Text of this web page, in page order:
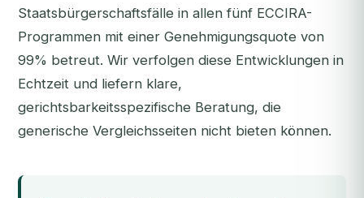
Staatsbürgerschaftsfälle in allen fünf ECCIRA-
Programmen mit einer Genehmigungsquote von
99% betreut. Wir verfolgen diese Entwicklungen in
Echtzeit und liefern klare,
gerichtsbarkeitsspezifische Beratung, die
generische Vergleichsseiten nicht bieten können.